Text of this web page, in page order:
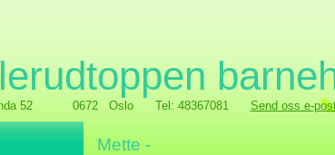
52 0672 Oslo Tel: 48367081 Send oss e-
Mette -